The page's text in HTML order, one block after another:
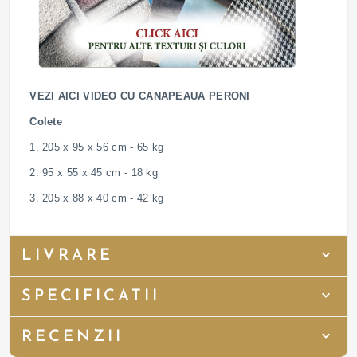
VEZI AICI VIDEO CU CANAPEAUA PERONI
Colete
1. 205 x 95 x 56 cm - 65 kg
2. 95 x 55 x 45 cm - 18 kg
3. 205 x 88 x 40 cm - 42 kg
LIVRARE
SPECIFICATII
RECENZII